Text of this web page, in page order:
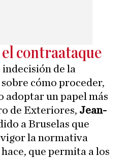
contraataque
de la
cómo proceder,
adoptar un papel más
de Exteriores, Jean-
a Bruselas que
la normativa
que permita a los